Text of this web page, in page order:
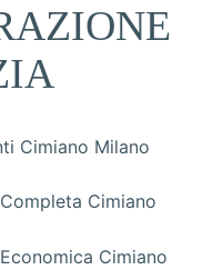
Cimiano
Cimiano